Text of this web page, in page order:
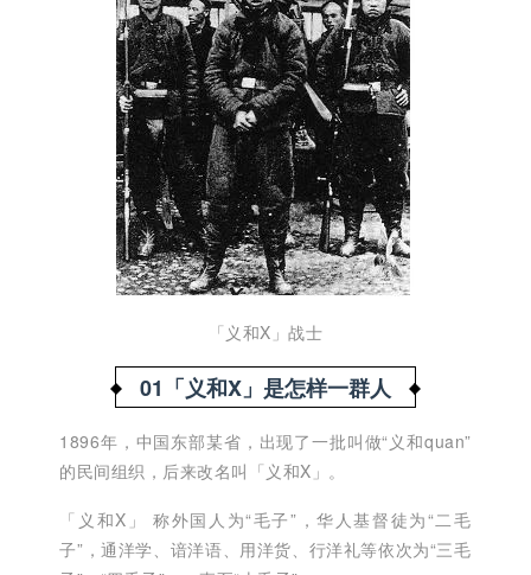
「义和X」战士
01「义和X」是怎样一群人
1896年，中国东部某省，出现了一批叫做“义和quan”
的民间组织，后来改名叫「义和X」。
「义和X」 称外国人为“毛子”，华人基督徒为“二毛
子”，通洋学、谙洋语、用洋货、行洋礼等依次为“三毛